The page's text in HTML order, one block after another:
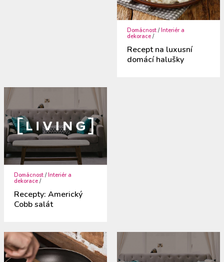
Domácnost /Interiér a
dekorace /
Recept na luxusní
domácí halušky
Domácnost /Interiér a
dekorace /
Recepty: Americký
Cobb salát